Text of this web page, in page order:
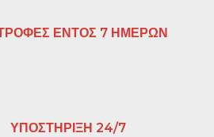
ΕΝΤΟΣ 7 ΗΜΕΡΩΝ
ΥΠΟΣΤΗΡΙΞΗ 24/7